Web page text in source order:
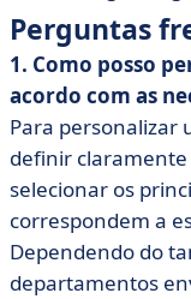
Perguntas
1. Como posso
acordo com as
Para personalizar
definir claramente
selecionar os
correspondem a
Dependendo do
departamentos